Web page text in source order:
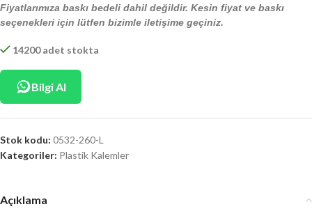
Fiyatlarımıza baskı bedeli dahil değildir. Kesin fiyat ve baskı
seçenekleri için lütfen bizimle iletişime geçiniz.
14200 adet stokta
Bilgi Al
Stok kodu: 0532-260-L
Kategoriler: Plastik Kalemler
Açıklama